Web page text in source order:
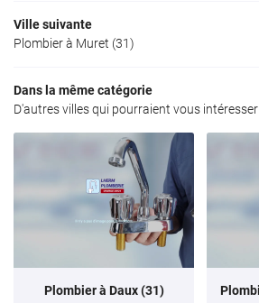
Ville suivante
Plombier à Muret (31)
Dans la même catégorie
D'autres villes qui pourraient vous intéresser
Plombier à Daux (31)